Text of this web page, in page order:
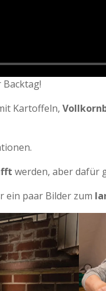
Kartoffeln,
werden, aber dafür
ein paar Bilder zum